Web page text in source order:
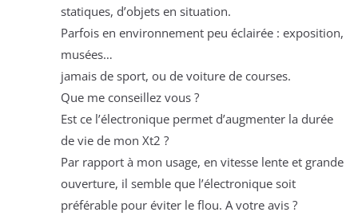
statiques, d’objets en situation.
Parfois en environnement peu éclairée : exposition,
musées…
jamais de sport, ou de voiture de courses.
Que me conseillez vous ?
Est ce l’électronique permet d’augmenter la durée
de vie de mon Xt2 ?
Par rapport à mon usage, en vitesse lente et grande
ouverture, il semble que l’électronique soit
préférable pour éviter le flou. A votre avis ?